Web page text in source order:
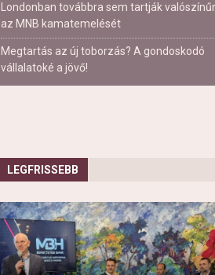
Londonban továbbra sem tartják
az MNB kamatemelését
Megtartás az új toborzás? A gondoskodó
vállalatoké a jövő!
LEGFRISSEBB